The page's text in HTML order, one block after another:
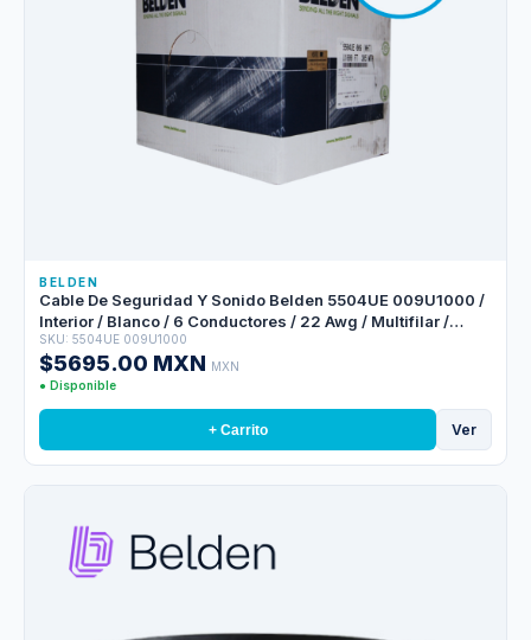
BELDEN
Cable De Seguridad Y Sonido Belden 5504UE 009U1000 /
Interior / Blanco / 6 Conductores / 22 Awg / Multifilar /
Forro Pvc / Cmr / En Caja / 1,000 Pies 305 Metros
SKU: 5504UE 009U1000
$5695.00 MXN MXN
● Disponible
+ Carrito Ver